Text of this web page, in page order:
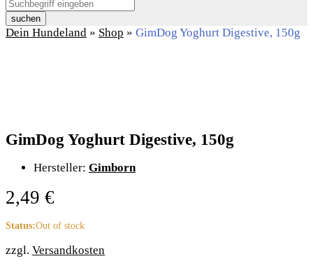
suchen
Dein Hundeland » Shop » GimDog Yoghurt Digestive, 150g
GimDog Yoghurt Digestive, 150g
Hersteller: Gimborn
2,49 €
Status:Out of stock
zzgl. Versandkosten